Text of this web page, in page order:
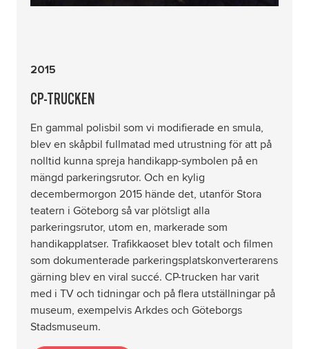
2015
CP-TRUCKEN
En gammal polisbil som vi modifierade en smula,
blev en skåpbil fullmatad med utrustning för att på
nolltid kunna spreja handikapp-symbolen på en
mängd parkeringsrutor. Och en kylig
decembermorgon 2015 hände det, utanför Stora
teatern i Göteborg så var plötsligt alla
parkeringsrutor, utom en, markerade som
handikapplatser. Trafikkaoset blev totalt och filmen
som dokumenterade parkeringsplatskonverterarens
gärning blev en viral succé. CP-trucken har varit
med i TV och tidningar och på flera utställningar på
museum, exempelvis Arkdes och Göteborgs
Stadsmuseum.